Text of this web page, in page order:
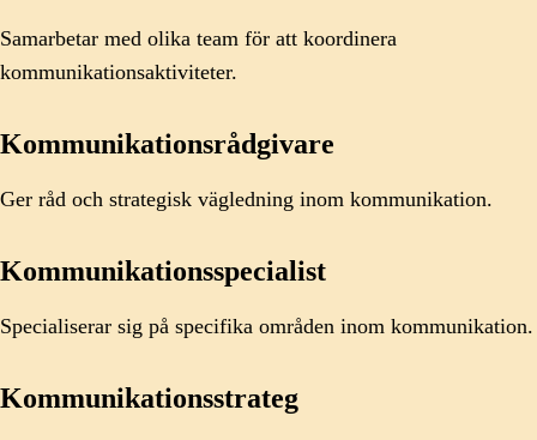
Samarbetar med olika team för att koordinera
kommunikationsaktiviteter.
Kommunikationsrådgivare
Ger råd och strategisk vägledning inom kommunikation.
Kommunikationsspecialist
Specialiserar sig på specifika områden inom kommunikation.
Kommunikationsstrateg